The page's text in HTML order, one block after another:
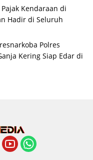
Kendaraan di
Hadir di Seluruh
Polres
Kering Siap Edar di